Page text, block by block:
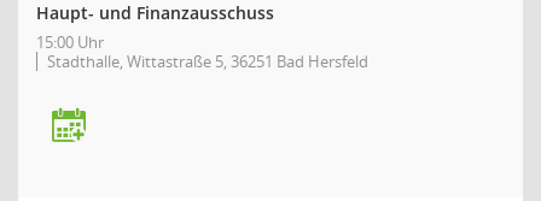
Haupt- und Finanzausschuss
15:00 Uhr
Stadthalle, Wittastraße 5, 36251 Bad Hersfeld